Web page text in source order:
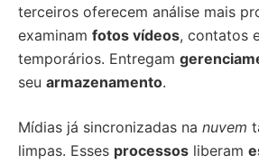
terceiros oferecem análise mais
examinam fotos vídeos, contatos
temporários. Entregam
seu armazenamento.
Mídias já sincronizadas na nuvem
limpas. Esses processos liberam